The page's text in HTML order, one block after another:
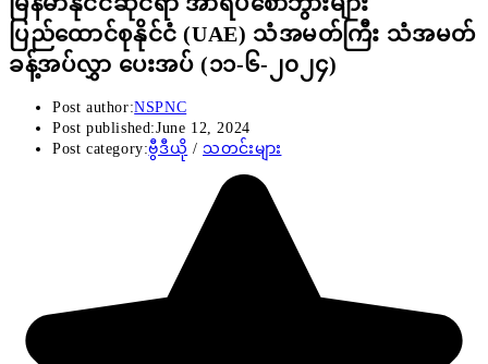
ပြည်ထောင်စုနိုင်ငံ (UAE) သံအမတ်ကြီး သံအမတ်
ခန့်အပ်လွှာ ပေးအပ် (၁၁-၆-၂၀၂၄)
Post author:NSPNC
Post published:June 12, 2024
Post category:ဗွီဒီယို / သတင်းများ